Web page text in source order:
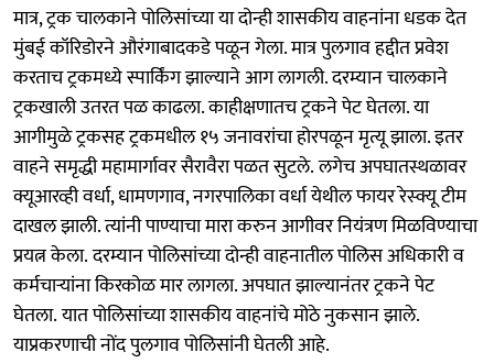
मात्र, ट्रक चालकाने पोलिसांच्या या दोन्ही शासकीय वाहनांना धडक देत
मुंबई कॉरिडोरने औरंगाबादकडे पळून गेला. मात्र पुलगाव हद्दीत प्रवेश
करताच ट्रकमध्ये स्पार्किंग झाल्याने आग लागली. दरम्यान चालकाने
ट्रकखाली उतरत पळ काढला. काहीक्षणातच ट्रकने पेट घेतला. या
आगीमुळे ट्रकसह ट्रकमधील १५ जनावरांचा होरपळून मृत्यू झाला. इतर
वाहने समृद्धी महामार्गावर सैरावैरा पळत सुटले. लगेच अपघातस्थळावर
क्यूआरव्ही वर्धा, धामणगाव, नगरपालिका वर्धा येथील फायर रेस्क्यू टीम
दाखल झाली. त्यांनी पाण्याचा मारा करुन आगीवर नियंत्रण मिळविण्याचा
प्रयत्न केला. दरम्यान पोलिसांच्या दोन्ही वाहनातील पोलिस अधिकारी व
कर्मचाऱ्यांना किरकोळ मार लागला. अपघात झाल्यानंतर ट्रकने पेट
घेतला. यात पोलिसांच्या शासकीय वाहनांचे मोठे नुकसान झाले.
याप्रकरणाची नोंद पुलगाव पोलिसांनी घेतली आहे.